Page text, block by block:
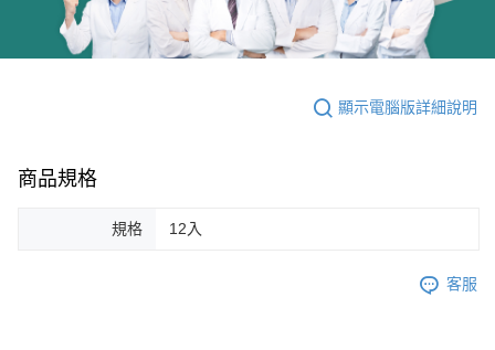
顯示電腦版詳細說明
商品規格
規格 12入
客服